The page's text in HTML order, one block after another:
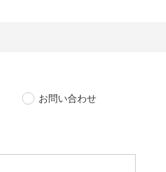
お問い合わせ